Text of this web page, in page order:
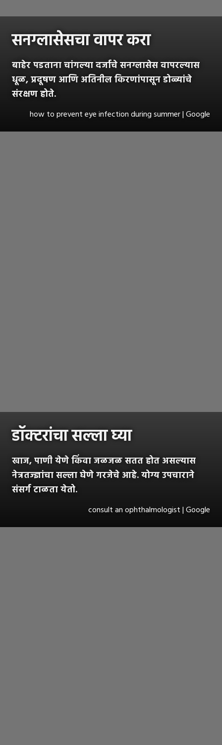
सनग्लासेसचा वापर करा
बाहेर पडताना चांगल्या दर्जाचे सनग्लासेस वापरल्यास
धूळ, प्रदूषण आणि अतिनील किरणांपासून डोळ्यांचे
संरक्षण होते.
how to prevent eye infection during summer | Google
डॉक्टरांचा सल्ला घ्या
खाज, पाणी येणे किंवा जळजळ सतत होत असल्यास
नेत्रतज्ज्ञांचा सल्ला घेणे गरजेचे आहे. योग्य उपचाराने
संसर्ग टाळता येतो.
consult an ophthalmologist | Google